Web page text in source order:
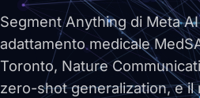
Segment Anything di Meta
adattamento medicale
Toronto, Nature
zero-shot generalization, e il